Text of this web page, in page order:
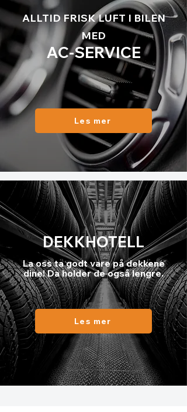
ALLTID FRISK LUFT I BILEN
MED
AC-SERVICE
Les mer
DEKKHOTELL
La oss ta godt vare på dekkene
dine! Da holder de også lengre.
Les mer